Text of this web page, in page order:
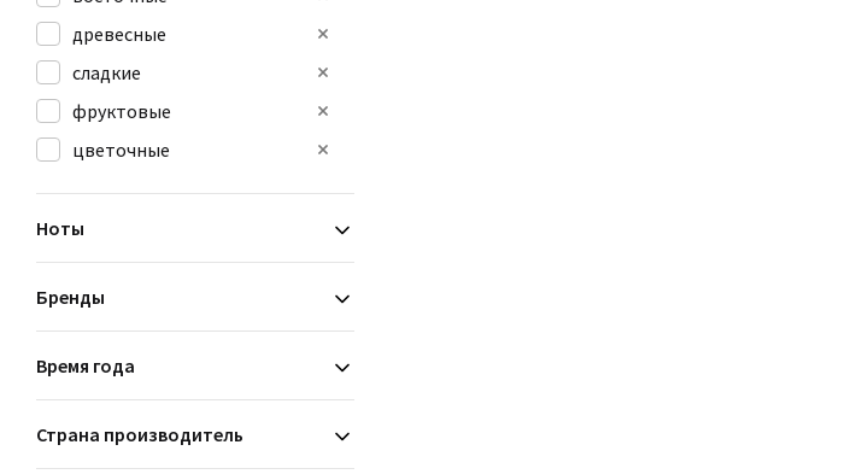
древесные
сладкие
фруктовые
цветочные
Ноты
Бренды
Время года
Страна производитель